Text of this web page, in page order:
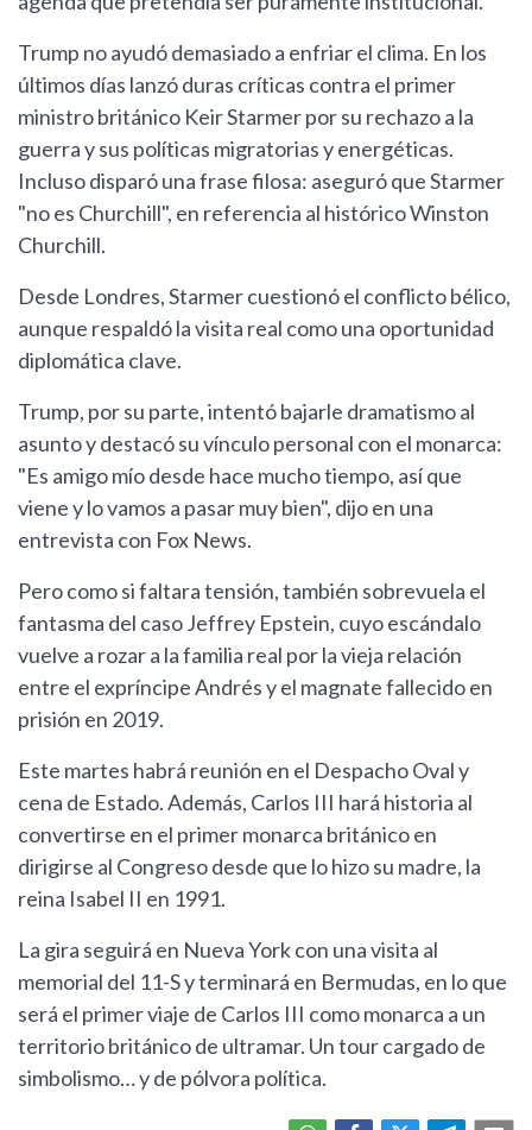
Trump no ayudó demasiado a enfriar el clima. En los
últimos días lanzó duras críticas contra el primer
ministro británico Keir Starmer por su rechazo a la
guerra y sus políticas migratorias y energéticas.
Incluso disparó una frase filosa: aseguró que Starmer
"no es Churchill", en referencia al histórico Winston
Churchill.
Desde Londres, Starmer cuestionó el conflicto bélico,
aunque respaldó la visita real como una oportunidad
diplomática clave.
Trump, por su parte, intentó bajarle dramatismo al
asunto y destacó su vínculo personal con el monarca:
"Es amigo mío desde hace mucho tiempo, así que
viene y lo vamos a pasar muy bien", dijo en una
entrevista con Fox News.
Pero como si faltara tensión, también sobrevuela el
fantasma del caso Jeffrey Epstein, cuyo escándalo
vuelve a rozar a la familia real por la vieja relación
entre el expríncipe Andrés y el magnate fallecido en
prisión en 2019.
Este martes habrá reunión en el Despacho Oval y
cena de Estado. Además, Carlos III hará historia al
convertirse en el primer monarca británico en
dirigirse al Congreso desde que lo hizo su madre, la
reina Isabel II en 1991.
La gira seguirá en Nueva York con una visita al
memorial del 11-S y terminará en Bermudas, en lo que
será el primer viaje de Carlos III como monarca a un
territorio británico de ultramar. Un tour cargado de
simbolismo… y de pólvora política.